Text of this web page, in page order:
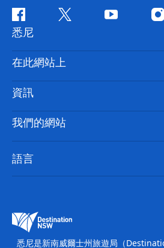
Facebook嘰
喳
喳
Youtube
悉尼
聯絡我們
免責聲明
隱私
Cookie 通知
在此網站上
目的地
要做的事情
新南威爾斯州公路旅行
活動
住宿
資訊
旅行資訊
無障礙悉尼
列出您的業務
我們的網站
新南威爾士州旅遊局（Destination
繽紛悉尼燈光音樂節
語言
悉尼是新南威爾士州旅遊局（